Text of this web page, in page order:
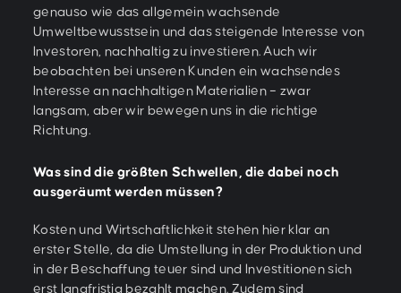
genauso wie das allgemein wachsende
Umweltbewusstsein und das steigende Interesse von
Investoren, nachhaltig zu investieren. Auch wir
beobachten bei unseren Kunden ein wachsendes
Interesse an nachhaltigen Materialien – zwar
langsam, aber wir bewegen uns in die richtige
Richtung.
Was sind die größten Schwellen, die dabei noch
ausgeräumt werden müssen?
Kosten und Wirtschaftlichkeit stehen hier klar an
erster Stelle, da die Umstellung in der Produktion und
in der Beschaffung teuer sind und Investitionen sich
erst langfristig bezahlt machen. Zudem sind